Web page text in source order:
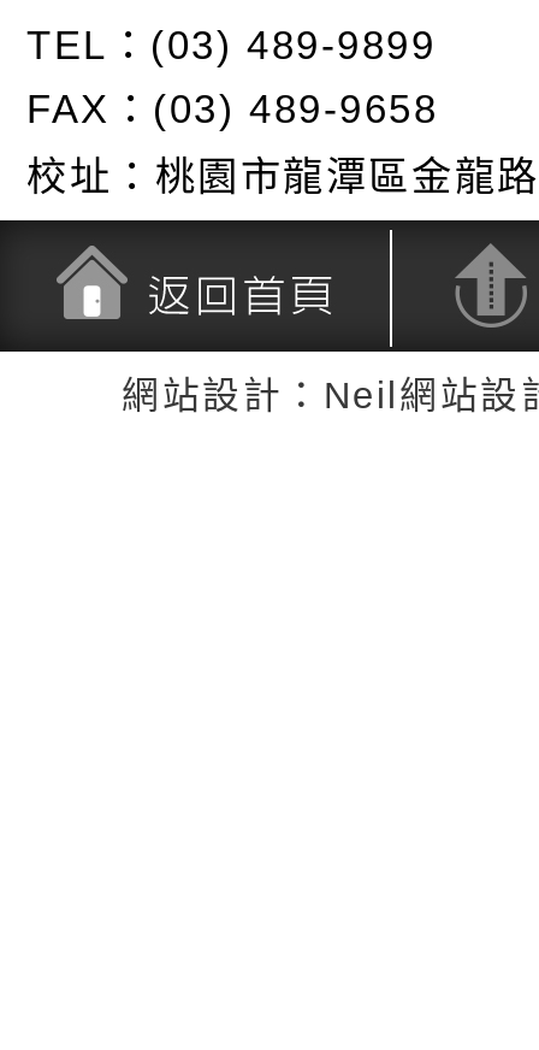
TEL：(03) 489-9899
FAX：(03) 489-9658
校址： 桃園市龍潭區金龍
返回首頁 返回頂端
網站設計：Neil網站設